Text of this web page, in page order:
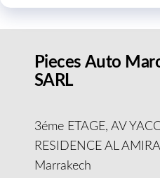
Pieces Auto
SARL
3éme ETAGE, AV
RESIDENCE AL
Marrakech